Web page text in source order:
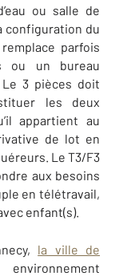
ou salle de
configuration du
parfois
ou un bureau
3 pièces doit
les deux
appartient au
de lot en
Le T3/F3
aux besoins
en télétravail,
enfant(s).
la ville de